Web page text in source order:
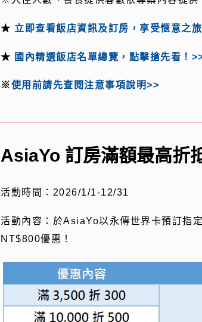
★ 立即查看飯店資訊及訂房，享受愜意之
★ 國內精選飯店名單總覽，點擊搶先看！
※使用前請先查閱注意事項說明>>
AsiaYo 訂房滿額最高折
活動時間： 2026/1/1-12/31
活動內容：於AsiaYo以永傳世界卡預訂指
NT$800優惠！